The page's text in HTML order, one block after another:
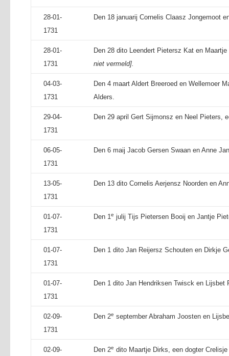
28-01-
1731
Den 18 januarij Cornelis Claasz Jongemoot
28-01-
1731
Den 28 dito Leendert Pietersz Kat en
niet vermeld].
04-03-
1731
Den 4 maart Aldert Breeroed en Wellemoer
Alders.
29-04-
1731
Den 29 april Gert Sijmonsz en Neel Pieters,
06-05-
1731
Den 6 maij Jacob Gersen Swaan en Anne
13-05-
1731
Den 13 dito Cornelis Aerjensz Noorden en
01-07-
1731
Den 1e julij Tijs Pietersen Booij en Jantje
01-07-
1731
Den 1 dito Jan Reijersz Schouten en Dirkje
01-07-
1731
Den 1 dito Jan Hendriksen Twisck en Lijsbet
02-09-
1731
Den 2e september Abraham Joosten en
02-09-
Den 2e dito Maartje Dirks, een dogter